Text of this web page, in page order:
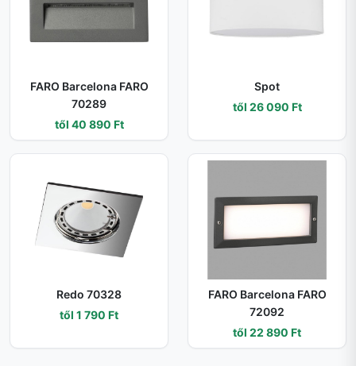
FARO Barcelona FARO
70289
től 40 890 Ft
Spot
től 26 090 Ft
Redo 70328
től 1 790 Ft
FARO Barcelona FARO
72092
től 22 890 Ft